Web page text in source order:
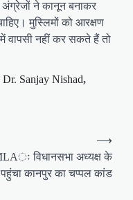
अंग्रेजों ने कानून बनाकर
मुस्लिमों को आरक्षण
में वापसी नहीं कर सकते हैं तो
Dr. Sanjay Nishad,
विधानसभा अध्यक्ष के
कानपुर का चप्पल कांड
⟶